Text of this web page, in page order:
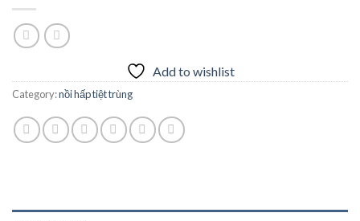
Add to wishlist
Category:nồi hấp tiệt trùng